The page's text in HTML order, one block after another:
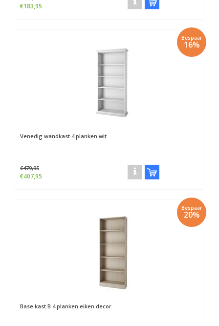
€183,95
Bespaar
16%
Venedig wandkast 4 planken wit.
€479,95
€407,95
Bespaar
20%
Base kast B 4 planken eiken decor.